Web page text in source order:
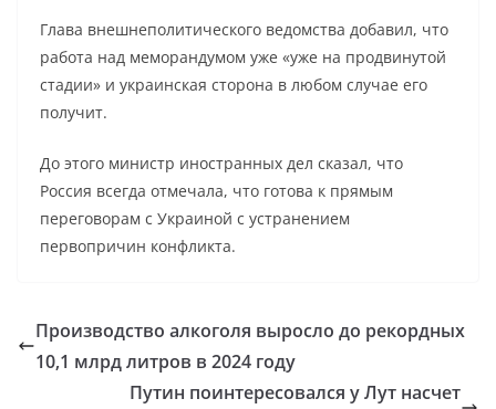
Глава внешнеполитического ведомства добавил, что
работа над меморандумом уже «уже на продвинутой
стадии» и украинская сторона в любом случае его
получит.
До этого министр иностранных дел сказал, что
Россия всегда отмечала, что готова к прямым
переговорам с Украиной с устранением
первопричин конфликта.
Производство алкоголя выросло до рекордных
10,1 млрд литров в 2024 году
Путин поинтересовался у Лут насчет